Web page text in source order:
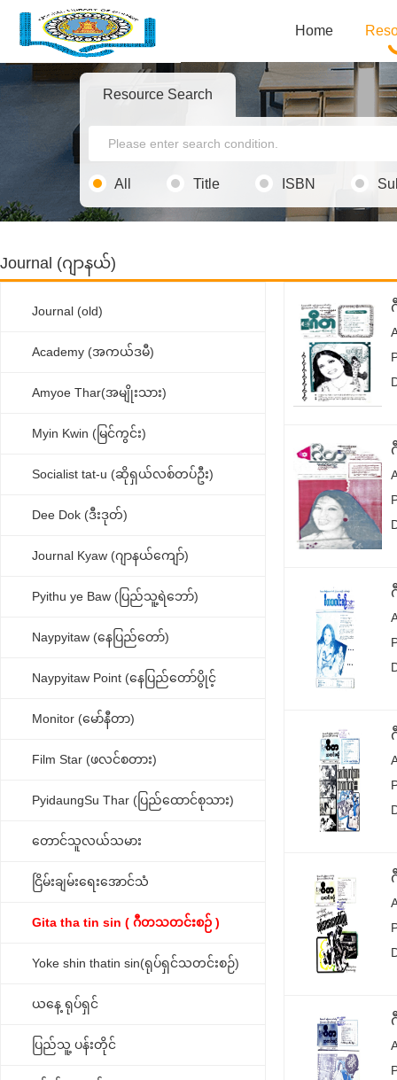
Home
Resource Search
All Title ISBN
Journal (ဂျာနယ်)
Journal (old)
Academy (အကယ်ဒမီ)
Amyoe Thar(အမျိုးသား)
Myin Kwin (မြင်ကွင်း)
Socialist tat-u (ဆိုရှယ်လစ်တပ်ဦး)
Dee Dok (ဒီးဒုတ်)
Journal Kyaw (ဂျာနယ်ကျော်)
Pyithu ye Baw (ပြည်သူ့ရဲဘော်)
Naypyitaw (နေပြည်တော်)
Naypyitaw Point (နေပြည်တော်ပွိုင့်
Monitor (မော်နီတာ)
Film Star (ဖလင်စတား)
PyidaungSu Thar (ပြည်ထောင်စုသား)
တောင်သူလယ်သမား
ငြိမ်းချမ်းရေးအောင်သံ
Gita tha tin sin ( ဂီတသတင်းစဉ် )
Yoke shin thatin sin(ရုပ်ရှင်သတင်းစဉ်)
ယနေ့ ရုပ်ရှင်
ပြည်သူ့ ပန်းတိုင်